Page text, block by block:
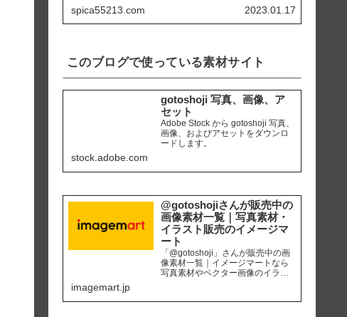
天草市 「ホテルアレグリアガー
デンズ天草」にて使用カメラ ：
spica55213.com 2023.01.17
このブログで使っている素材サイト
gotoshoji 写真、画像、ア
セット
Adobe Stock から gotoshoji 写真、
画像、およびアセットをダウンロ
ードします。
stock.adobe.com
@gotoshojiさんが販売中の
画像素材一覧｜写真素材・
イラスト販売のイメージマ
ート
「@gotoshoji」さんが販売中の画
像素材一覧｜イメージマートなら
写真素材やベクター画像のイラス
購入可能です。個人、商用を問わ
imagemart.jp